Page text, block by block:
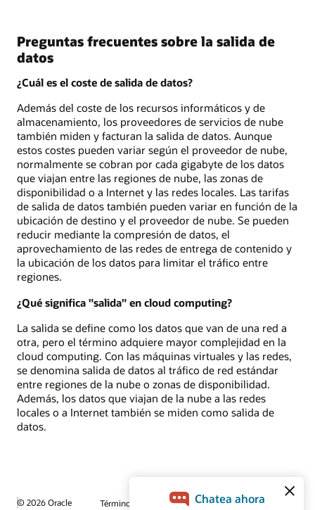
Preguntas frecuentes sobre la salida de
datos
¿Cuál es el coste de salida de datos?
Además del coste de los recursos informáticos y de
almacenamiento, los proveedores de servicios de nube
también miden y facturan la salida de datos. Aunque
estos costes pueden variar según el proveedor de nube,
normalmente se cobran por cada gigabyte de los datos
que viajan entre las regiones de nube, las zonas de
disponibilidad o a Internet y las redes locales. Las tarifas
de salida de datos también pueden variar en función de la
ubicación de destino y el proveedor de nube. Se pueden
reducir mediante la compresión de datos, el
aprovechamiento de las redes de entrega de contenido y
la ubicación de los datos para limitar el tráfico entre
regiones.
¿Qué significa "salida" en cloud computing?
La salida se define como los datos que van de una red a
otra, pero el término adquiere mayor complejidad en la
cloud computing. Con las máquinas virtuales y las redes,
se denomina salida de datos al tráfico de red estándar
entre regiones de la nube o zonas de disponibilidad.
Además, los datos que viajan de la nube a las redes
locales o a Internet también se miden como salida de
datos.
© 2026 Oracle Términos de uso y privacidad